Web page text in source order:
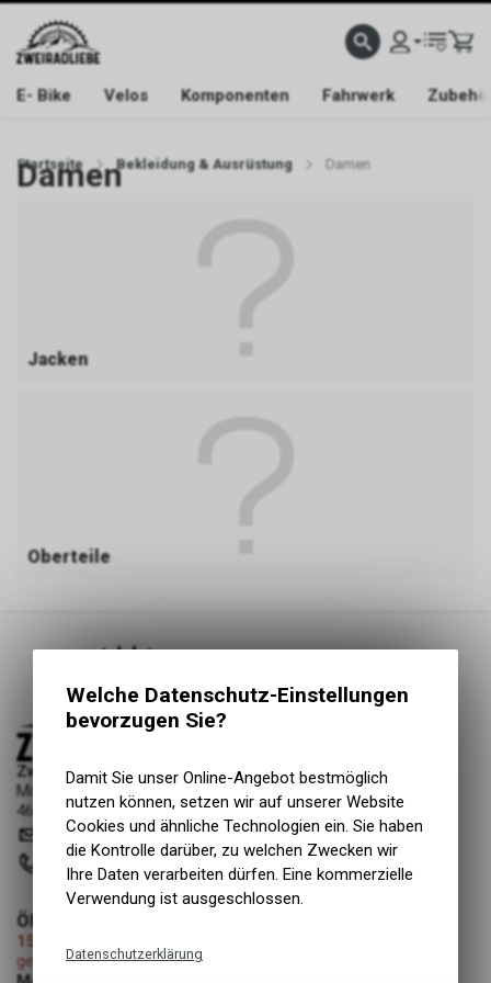
E- Bike Velos Komponenten Fahrwerk
Startseite Bekleidung & Ausrüstung Damen
Damen
Jacken
Oberteile
Zweiradliebe GmbH
Mittelgäustrasse 53
4616 Kappel SO
info@zweiradliebe.ch
ÖFFNUNGSZEITEN
15.08.2026 (Mariä Himmelfahrt)
geschlossen
Welche Datenschutz-Einstellungen
bevorzugen Sie?
Damit Sie unser Online-Angebot bestmöglich
nutzen können, setzen wir auf unserer Website
Cookies und ähnliche Technologien ein. Sie haben
die Kontrolle darüber, zu welchen Zwecken wir
Ihre Daten verarbeiten dürfen. Eine kommerzielle
Verwendung ist ausgeschlossen.
Datenschutzerklärung